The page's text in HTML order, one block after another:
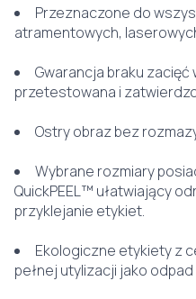
Przeznaczone do
atramentowych,
Gwarancja braku
przetestowana i
Ostry obraz bez
Wybrane rozmiary
QuickPEEL™ ułatwiający
przyklejanie etykiet.
Ekologiczne etykiety z
pełnej utylizacji jako